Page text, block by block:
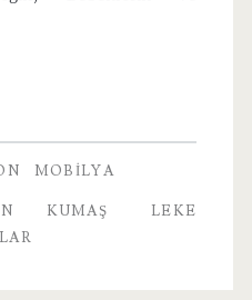
MOBILYA
KUMAŞ
LEKE